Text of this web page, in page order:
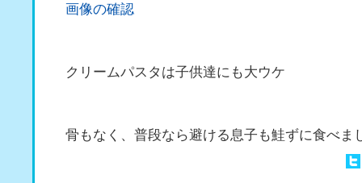
画像の確認
クリームパスタは子供達にも大ウケ
骨もなく、普段なら避ける息子も鮭ずに食べま